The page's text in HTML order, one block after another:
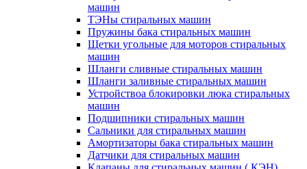
машин
ТЭНы стиральных машин
Пружины бака стиральных машин
Щетки угольные для моторов стиральных
машин
Шланги сливные стиральных машин
Шланги заливные стиральных машин
Устройствоа блокировки люка стиральных
машин
Подшипники стиральных машин
Сальники для стиральных машин
Амортизаторы бака стиральных машин
Датчики для стиральных машин